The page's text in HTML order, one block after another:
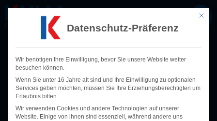
Oktober 26, 2023
Zurück zu den News
Mit
Datenschutz-Präferenz
Wir benötigen Ihre Einwilligung, bevor Sie unsere Website weiter
besuchen können.
Wenn Sie unter 16 Jahre alt sind und Ihre Einwilligung zu optionalen
Services geben möchten, müssen Sie Ihre Erziehungsberechtigten um
Erlaubnis bitten.
Wir verwenden Cookies und andere Technologien auf unserer
Website. Einige von ihnen sind essenziell, während andere uns